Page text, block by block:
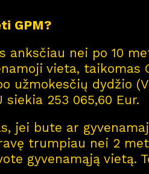
GPM?
anksčiau nei po 10
vieta,
užmokesčių dydžio
siekia 253 065,60 Eur.
jei bute ar
trumpiau nei 2
gyvenamąją vietą.